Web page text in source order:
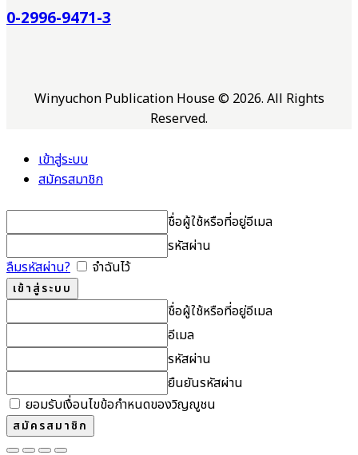
0-2996-9471-3
Winyuchon Publication House © 2026. All Rights
Reserved.
เข้าสู่ระบบ
สมัครสมาชิก
ชื่อผู้ใช้หรือที่อยู่อีเมล
รหัสผ่าน
ลืมรหัสผ่าน?
จำฉันไว้
ชื่อผู้ใช้หรือที่อยู่อีเมล
อีเมล
รหัสผ่าน
ยืนยันรหัสผ่าน
ยอมรับเงื่อนไขข้อกำหนดของวิญญูชน